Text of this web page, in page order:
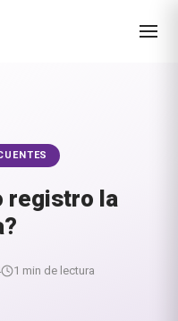
registro la
1 min de lectura